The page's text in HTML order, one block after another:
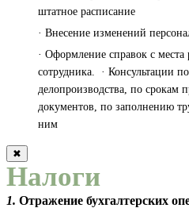
штатное расписание
· Внесение изменений
· Оформление справок с
сотрудника. · Консультации
делопроизводства, по срокам
документов, по заполнению
ним
✖
Налоги
1. Отражение бухгалтерских